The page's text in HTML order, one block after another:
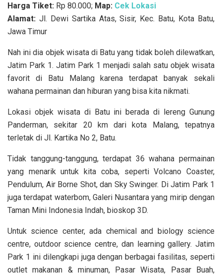
Harga Tiket: Rp 80.000; Map: Cek Lokasi
Alamat: Jl. Dewi Sartika Atas, Sisir, Kec. Batu, Kota Batu,
Jawa Timur
Nah ini dia objek wisata di Batu yang tidak boleh dilewatkan,
Jatim Park 1. Jatim Park 1 menjadi salah satu objek wisata
favorit di Batu Malang karena terdapat banyak sekali
wahana permainan dan hiburan yang bisa kita nikmati.
Lokasi objek wisata di Batu ini berada di lereng Gunung
Panderman, sekitar 20 km dari kota Malang, tepatnya
terletak di Jl. Kartika No 2, Batu.
Tidak tanggung-tanggung, terdapat 36 wahana permainan
yang menarik untuk kita coba, seperti Volcano Coaster,
Pendulum, Air Borne Shot, dan Sky Swinger. Di Jatim Park 1
juga terdapat waterbom, Galeri Nusantara yang mirip dengan
Taman Mini Indonesia Indah, bioskop 3D.
Untuk science center, ada chemical and biology science
centre, outdoor science centre, dan learning gallery. Jatim
Park 1 ini dilengkapi juga dengan berbagai fasilitas, seperti
outlet makanan & minuman, Pasar Wisata, Pasar Buah,